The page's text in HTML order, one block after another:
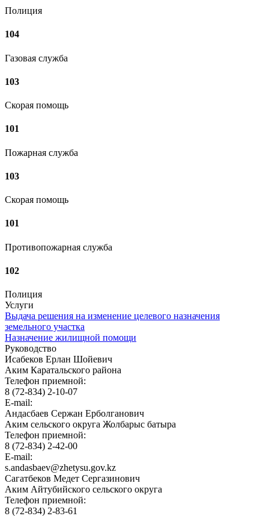
Полиция
104
Газовая служба
103
Скорая помощь
101
Пожарная служба
103
Скорая помощь
101
Противопожарная служба
102
Полиция
Услуги
Выдача решения на изменение целевого назначения
земельного участка
Назначение жилищной помощи
Руководство
Исабеков Ерлан Шойевич
Аким Каратальского района
Телефон приемной:
8 (72-834) 2-10-07
E-mail:
Андасбаев Сержан Ерболганович
Аким сельского округа Жолбарыс батыра
Телефон приемной:
8 (72-834) 2-42-00
E-mail:
s.andasbaev@zhetysu.gov.kz
Сагатбеков Медет Сергазинович
Аким Айтубийского сельского округа
Телефон приемной:
8 (72-834) 2-83-61